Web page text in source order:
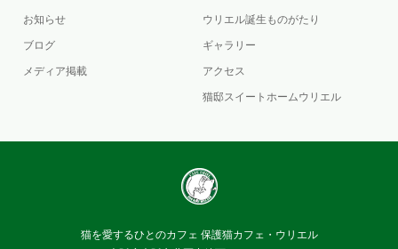
お知らせ
ブログ
メディア掲載
ウリエル誕生ものがたり
ギャラリー
アクセス
猫邸スイートホームウリエル
猫を愛するひとのカフェ 保護猫カフェ・ウリエル